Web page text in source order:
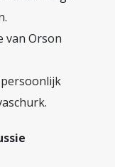
van Orson